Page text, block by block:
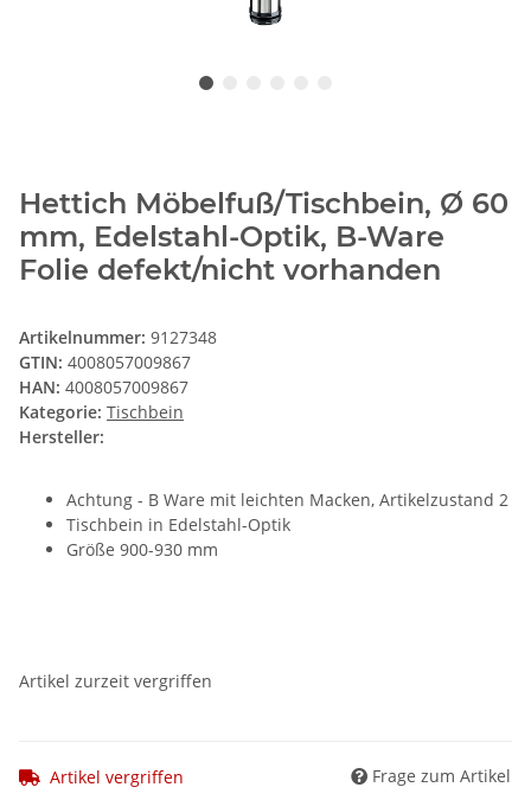
Hettich Möbelfuß/Tischbein, Ø 60
mm, Edelstahl-Optik, B-Ware
Folie defekt/nicht vorhanden
Artikelnummer: 9127348
GTIN: 4008057009867
HAN: 4008057009867
Kategorie: Tischbein
Hersteller:
Achtung - B Ware mit leichten Macken, Artikelzustand 2
Tischbein in Edelstahl-Optik
Größe 900-930 mm
Artikel zurzeit vergriffen
Artikel vergriffen Frage zum Artikel